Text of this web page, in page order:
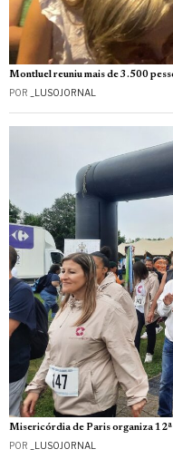
Montluel reuniu mais de 3.500
POR _LUSOJORNAL
Misericórdia de Paris organiza 12ª
POR _LUSOJORNAL